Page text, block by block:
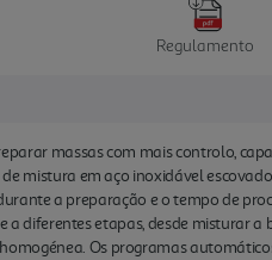
Regulamento
massas com mais controlo,
mistura em aço inoxidável
a preparação e o tempo de
diferentes etapas, desde misturar a
Os programas